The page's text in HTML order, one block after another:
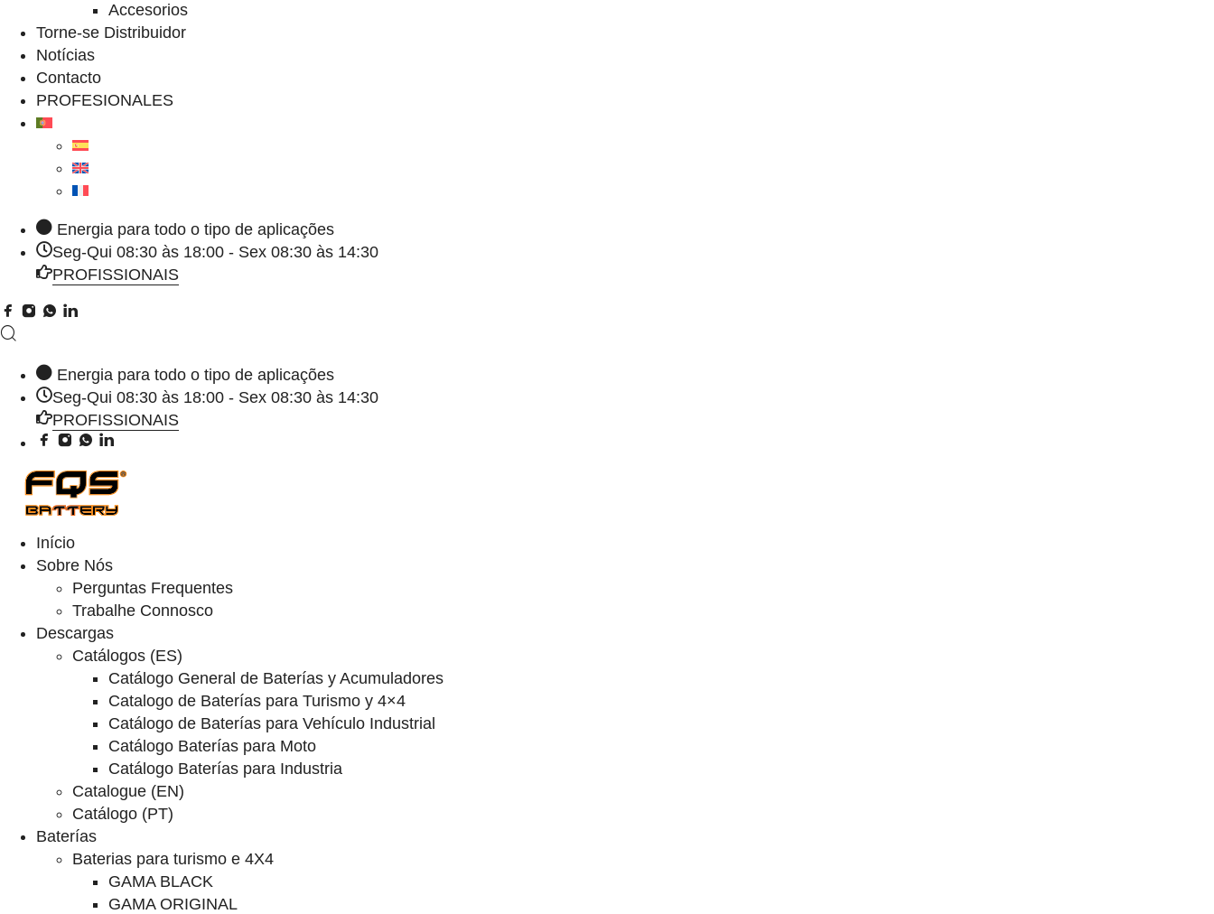
Accesorios
Torne-se Distribuidor
Notícias
Contacto
PROFESIONALES
Energia para todo o tipo de aplicações
Seg-Qui 08:30 às 18:00 - Sex 08:30 às 14:30
PROFISSIONAIS
Energia para todo o tipo de aplicações
Seg-Qui 08:30 às 18:00 - Sex 08:30 às 14:30
PROFISSIONAIS
Início
Sobre Nós
Perguntas Frequentes
Trabalhe Connosco
Descargas
Catálogos (ES)
Catálogo General de Baterías y Acumuladores
Catalogo de Baterías para Turismo y 4×4
Catálogo de Baterías para Vehículo Industrial
Catálogo Baterías para Moto
Catálogo Baterías para Industria
Catalogue (EN)
Catálogo (PT)
Baterías
Baterias para turismo e 4X4
GAMA BLACK
GAMA ORIGINAL